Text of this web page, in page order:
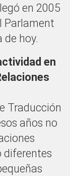
en 2005
Parlament
de hoy.
en
Traducción
años no
diferentes